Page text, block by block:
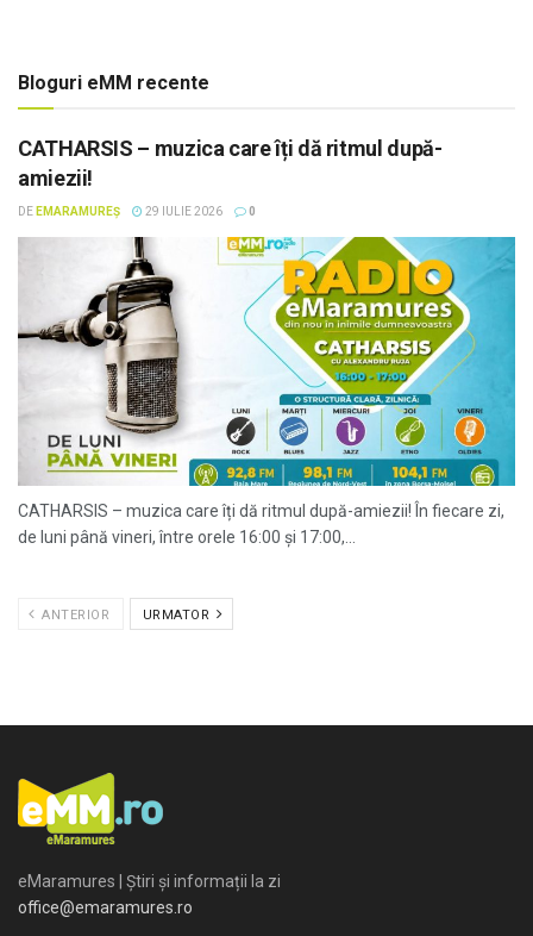
Bloguri eMM recente
CATHARSIS – muzica care îți dă ritmul după-
amiezii!
DE EMARAMUREȘ 29 IULIE 2026 0
CATHARSIS – muzica care îți dă ritmul după-amiezii! În fiecare zi,
de luni până vineri, între orele 16:00 și 17:00,...
ANTERIOR URMATOR
eMaramures | Știri și informații la zi
office@emaramures.ro